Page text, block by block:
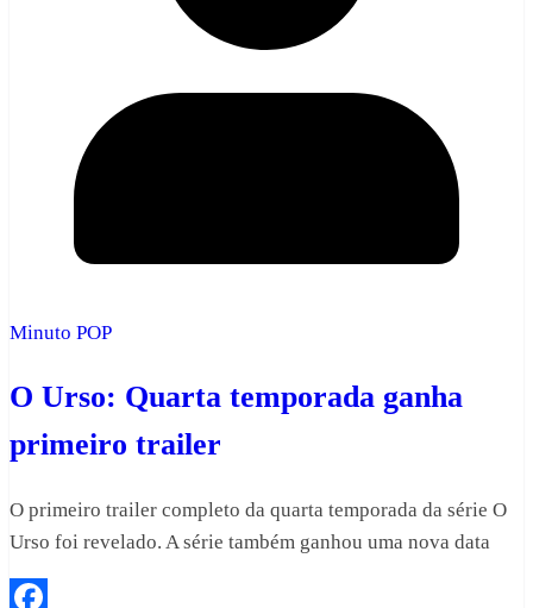
Minuto POP
O Urso: Quarta temporada ganha
primeiro trailer
O primeiro trailer completo da quarta temporada da série O
Urso foi revelado. A série também ganhou uma nova data